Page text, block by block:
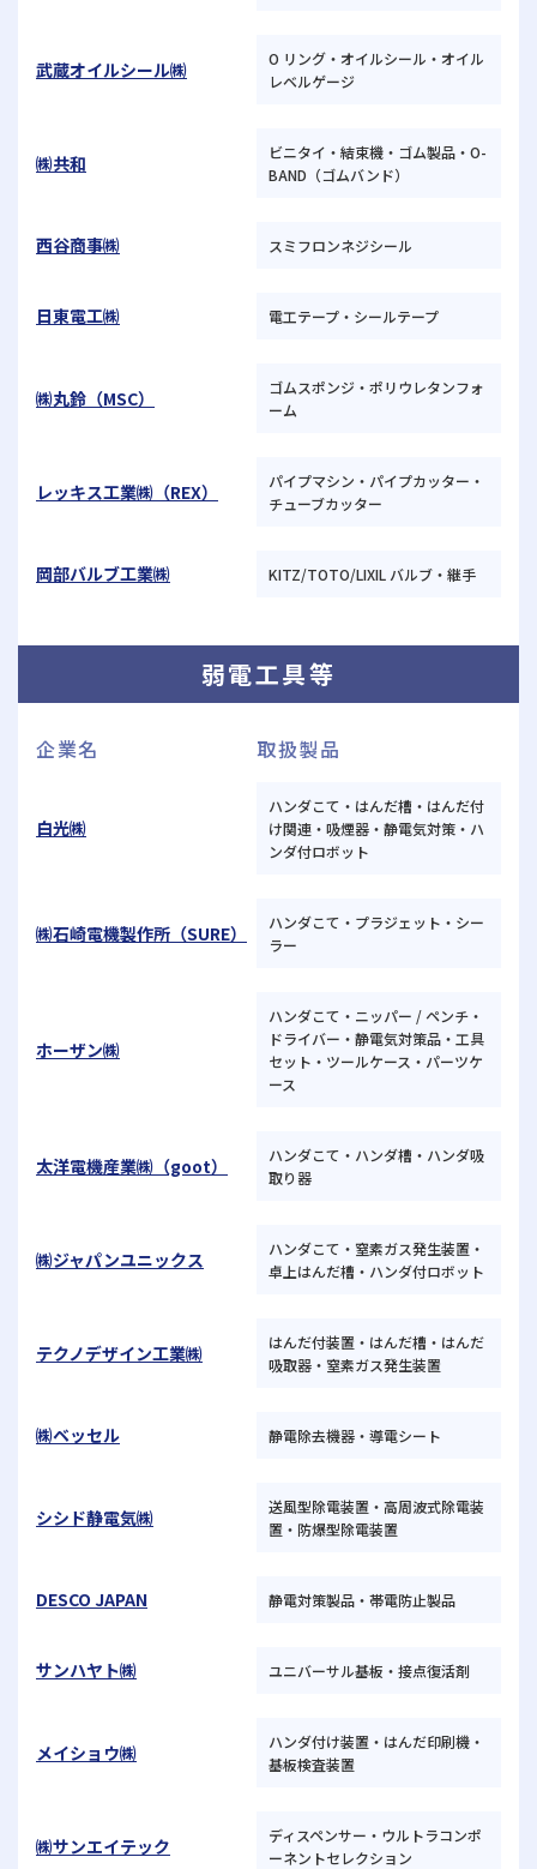
武蔵オイルシール㈱
O リング・オイルシール・オイル
レベルゲージ
㈱共和
ビニタイ・結束機・ゴム製品・O-
BAND（ゴムバンド）
西谷商事㈱ スミフロンネジシール
日東電工㈱ 電工テープ・シールテープ
㈱丸鈴（MSC）
ゴムスポンジ・ポリウレタンフォ
ーム
レッキス工業㈱（REX）
パイプマシン・パイプカッター・
チューブカッター
岡部バルブ工業㈱ KITZ/TOTO/LIXIL バルブ・継手
弱電工具等
企業名 取扱製品
白光㈱
ハンダこて・はんだ槽・はんだ付
け関連・吸煙器・静電気対策・ハ
ンダ付ロボット
㈱石崎電機製作所（SURE）
ハンダこて・プラジェット・シー
ラー
ホーザン㈱
ハンダこて・ニッパー / ペンチ・
ドライバー・静電気対策品・工具
セット・ツールケース・パーツケ
ース
太洋電機産業㈱（goot）
ハンダこて・ハンダ槽・ハンダ吸
取り器
㈱ジャパンユニックス
ハンダこて・窒素ガス発生装置・
卓上はんだ槽・ハンダ付ロボット
テクノデザイン工業㈱
はんだ付装置・はんだ槽・はんだ
吸取器・窒素ガス発生装置
㈱ベッセル 静電除去機器・導電シート
シシド静電気㈱
送風型除電装置・高周波式除電装
置・防爆型除電装置
DESCO JAPAN 静電対策製品・帯電防止製品
サンハヤト㈱ ユニバーサル基板・接点復活剤
メイショウ㈱
ハンダ付け装置・はんだ印刷機・
基板検査装置
㈱サンエイテック
ディスペンサー・ウルトラコンポ
ーネントセレクション